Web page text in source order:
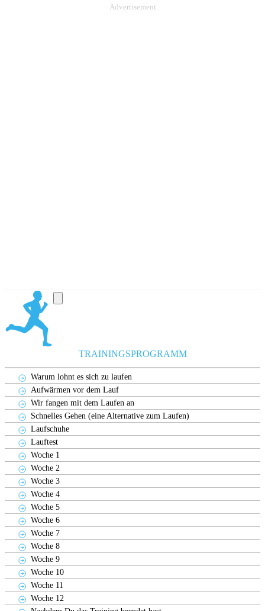
Advertisement
TRAININGSPROGRAMM
Warum lohnt es sich zu laufen
Aufwärmen vor dem Lauf
Wir fangen mit dem Laufen an
Schnelles Gehen (eine Alternative zum Laufen)
Laufschuhe
Lauftest
Woche 1
Woche 2
Woche 3
Woche 4
Woche 5
Woche 6
Woche 7
Woche 8
Woche 9
Woche 10
Woche 11
Woche 12